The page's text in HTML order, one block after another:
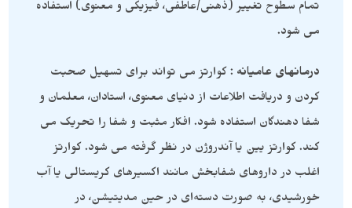
تمام سطوح تغییر (ذهنی/عاطفی، فیزیکی و معنوی) استفاده
می شود.
درمانهای عامیانه : کوارتز می تواند برای تسهیل صحبت
کردن و دریافت اطلاعات از دنیای معنوی، استادان، معلمان و
شفا دهندگان استفاده شود. افکار مثبت و شفا را تحریک می
کند. کوارتز یین یا آندروژن در نظر گرفته می شود. کوارتز
اغلب در داروهای شفابخش مانند اکسیرهای کریستالی یا آب
خورشیدی، به صورت دسته‌ای در حین مدیتیشن، در